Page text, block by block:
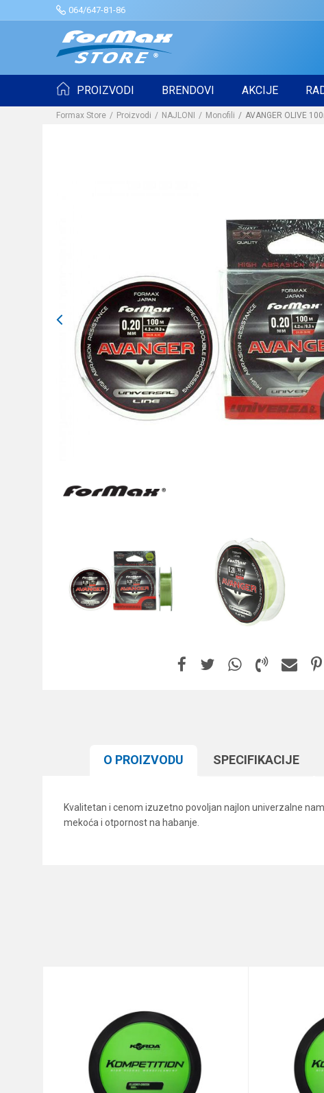
064/647-81-86
PROIZVODI BRENDOVI AKCIJE
Formax Store Proizvodi NAJLONI Monofili AVANGER OLIVE
O PROIZVODU SPECIFIKACIJЕ
Kvalitetan i cenom izuzetno povoljan najlon univerzalne
mekoća i otpornost na habanje.
Anti-spam zaštita - izračunajte